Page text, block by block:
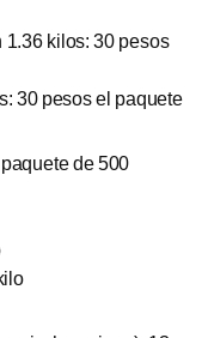
kilos: 30 pesos
30 pesos el paquete
de 500